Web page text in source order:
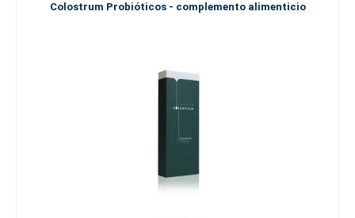
Colostrum Probióticos - complemento alimenticio